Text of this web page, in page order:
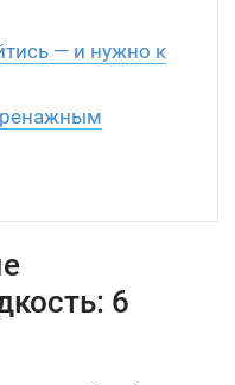
— и нужно к
6